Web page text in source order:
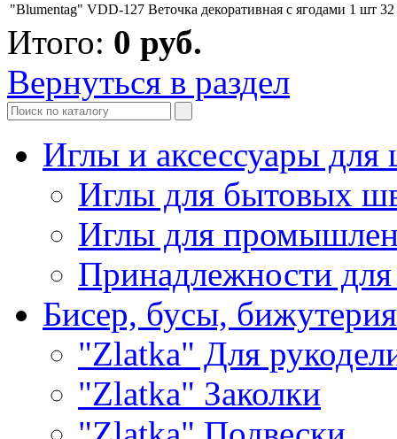
"Blumentag" VDD-127 Веточка декоративная с ягодами 1 шт
Итого: 0 руб.
Вернуться в раздел
Иглы и аксессуары
Иглы для бытовых
Иглы для
Принадлежности
Бисер, бусы, бижутерия
"Zlatka" Для
"Zlatka" Заколки